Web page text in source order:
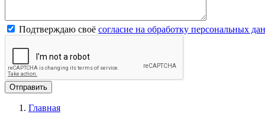
Подтверждаю своё согласие на обработку персональных
Главная